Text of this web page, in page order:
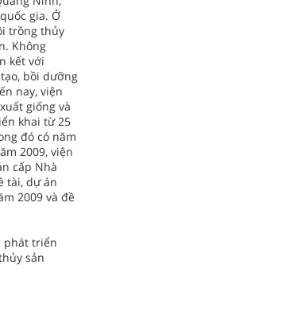
gia. Ở
trồng thủy
Không
kết với
bồi dưỡng
nay, viện
giống và
khai từ 25
đó có năm
2009, viện
cấp Nhà
tài, dự án
2009 và đề
phát triển
sản